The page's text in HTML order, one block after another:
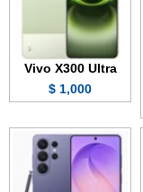
Vivo X300 Ultra
1,000 $